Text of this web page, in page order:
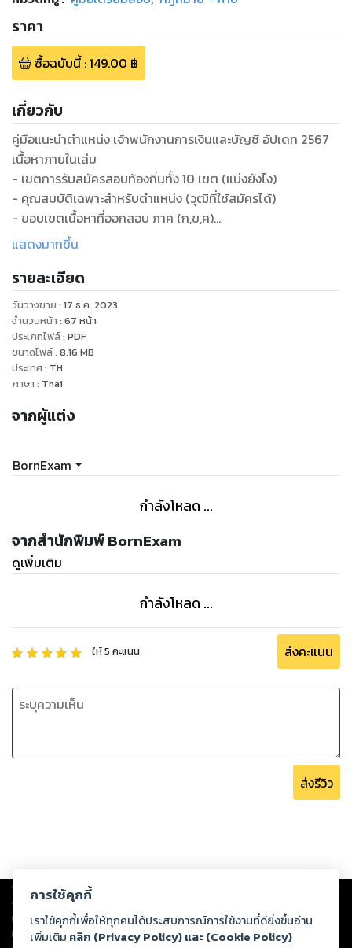
ราคา
ซื้อฉบับนี้:149.00 ฿
เกี่ยวกับ
คู่มือแนะนำตำแหน่ง เจ้าพนักงานการเงินและบัญชี อัปเดท 2567
เนื้อหาภายในเล่ม
- เขตการรับสมัครสอบท้องถิ่นทั้ง 10 เขต (แบ่งยังไง)
- คุณสมบัติเฉพาะสำหรับตำแหน่ง (วุฒิที่ใช้สมัครได้)
- ขอบเขตเนื้อหาที่ออกสอบ ภาค (ก,ข,ค)
- มาตรฐานกำหนดตำแหน่ง (ความรู้ความสามารถที่ต้องมี)
- สถิติการเรียกบรรจุปี 2560-2564 (เรียกหมดหรือไม่)
- แนวทางวิธีการเลือกเขตที่ควรสมัครสอบ (สอบที่ไหนดี)
- การเรียกบรรจุข้ามเขตเรียกยังไงได้บ้าง
แสดงมากขึ้น
รายละเอียด
วันวางขาย : 17 ธ.ค. 2023
จำนวนหน้า : 67 หน้า
ประเภทไฟล์: PDF
ขนาดไฟล์: 8.16 MB
ประเทศ: TH
ภาษา : Thai
จากผู้แต่ง
BornExam
กำลังโหลด ...
จากสำนักพิมพ์ BornExam
ดูเพิ่มเติม
กำลังโหลด ...
ให้5 คะแนน ส่งคะแนน
ส่งรีวิว
Copyright © 2026
ต่อผลงานหรือเนื้อหาใดที่อัปโหลดผ่านเว็บไซต์และปรากฏว่าละเมิดสิทธิใน
ทรัพย์สินทางปัญญาของบุคคลอื่นหรือขัดต่อกฎหมายและศีลธรรม ดังนั้น ผู้อ่าน
ทุกท่านโปรดใช้วิจารณญาณในการกลั่นกรองด้วยตนเอง และหากท่านพบว่าส่วน
การใช้คุกกี้
เราใช้คุกกี้เพื่อให้ทุกคนได้ประสบการณ์การใช้งานที่ดียิ่งขึ้นอ่าน
เพิ่มเติม คลิก (Privacy Policy) และ (Cookie Policy)